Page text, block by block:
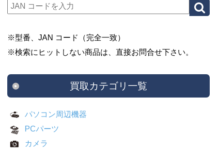
※型番、JAN コード（完全一致）
※検索にヒットしない商品は、直接お問合せ下さい。
買取カテゴリ一覧
パソコン周辺機器
PCパーツ
カメラ